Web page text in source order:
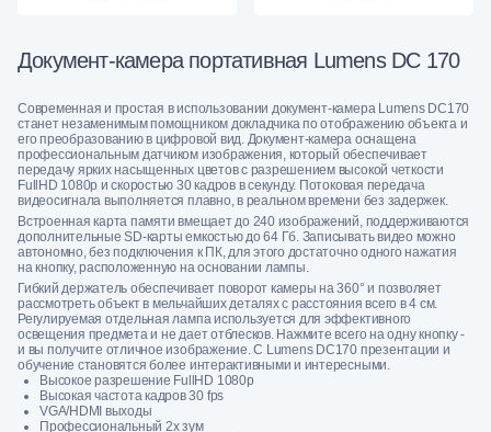
Документ-камера портативная Lumens DC 170
Современная и простая в использовании документ-камера Lumens DC170
станет незаменимым помощником докладчика по отображению объекта и
его преобразованию в цифровой вид. Документ-камера оснащена
профессиональным датчиком изображения, который обеспечивает
передачу ярких насыщенных цветов с разрешением высокой четкости
FullHD 1080p и скоростью 30 кадров в секунду. Потоковая передача
видеосигнала выполняется плавно, в реальном времени без задержек.
Встроенная карта памяти вмещает до 240 изображений, поддерживаются
дополнительные SD-карты емкостью до 64 Гб. Записывать видео можно
автономно, без подключения к ПК, для этого достаточно одного нажатия
на кнопку, расположенную на основании лампы.
Гибкий держатель обеспечивает поворот камеры на 360° и позволяет
рассмотреть объект в мельчайших деталях с расстояния всего в 4 см.
Регулируемая отдельная лампа используется для эффективного
освещения предмета и не дает отблесков. Нажмите всего на одну кнопку -
и вы получите отличное изображение. С Lumens DC170 презентации и
обучение становятся более интерактивными и интересными.
Высокое разрешение FullHD 1080p
Высокая частота кадров 30 fps
VGA/HDMI выходы
Профессиональный 2х зум